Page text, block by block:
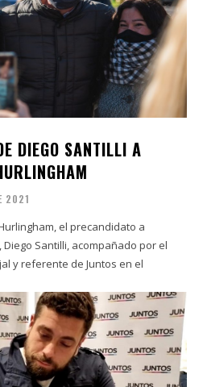
DIEGO SANTILLI A
2021
el precandidato a
Santilli, acompañado por el
y referente de Juntos en el